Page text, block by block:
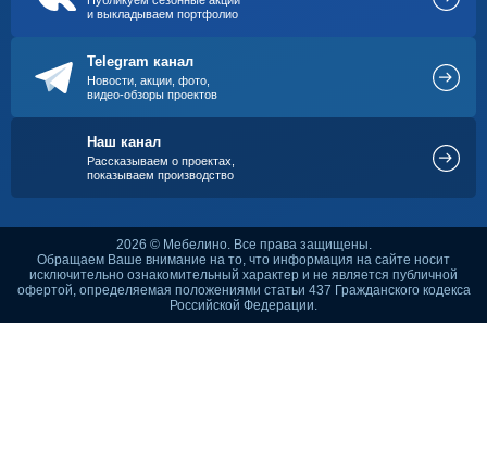
и выкладываем портфолио
Telegram канал
Новости, акции, фото,
видео-обзоры проектов
Наш канал
Рассказываем о проектах,
показываем производство
2026 © Мебелино. Все права защищены.
Обращаем Ваше внимание на то, что информация на сайте носит
исключительно ознакомительный характер и не является публичной
офертой, определяемая положениями статьи 437 Гражданского кодекса
Российской Федерации.